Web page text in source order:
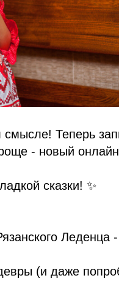
Теперь
- новый
сказки! ✨
Леденца
(и даже